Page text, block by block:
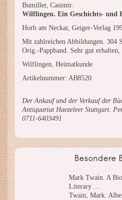
Bumiller, Casimir.
Wilflingen. Ein Geschichts- und
Horb am Neckar, Geiger-Verlag
Mit zahlreichen Abbildungen. 304
Orig.-Pappband. Sehr gut erhalten,
Wilflingen, Heimatkunde
Artikelnummer: AB8520
Der Ankauf und der Verkauf der
Antiquariat Haezeleer Stuttgart.
0711-6403491
Besondere
Mark Twain. A
Literary ...
Twain, Mark.